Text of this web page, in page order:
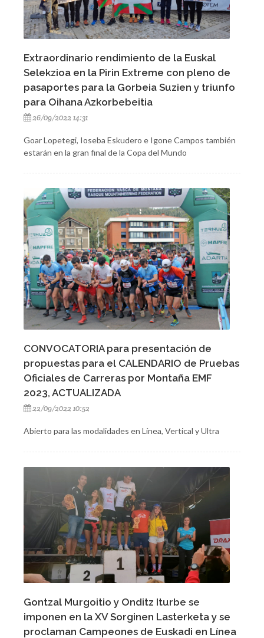
Extraordinario rendimiento de la Euskal
Selekzioa en la Pirin Extreme con pleno de
pasaportes para la Gorbeia Suzien y triunfo
para Oihana Azkorbebeitia
26/09/2022 14:31
Goar Lopetegi, Ioseba Eskudero e Igone Campos también
estarán en la gran final de la Copa del Mundo
CONVOCATORIA para presentación de
propuestas para el CALENDARIO de Pruebas
Oficiales de Carreras por Montaña EMF
2023, ACTUALIZADA
22/09/2022 10:52
Abierto para las modalidades en Línea, Vertical y Ultra
Gontzal Murgoitio y Onditz Iturbe se
imponen en la XV Sorginen Lasterketa y se
proclaman Campeones de Euskadi en Línea